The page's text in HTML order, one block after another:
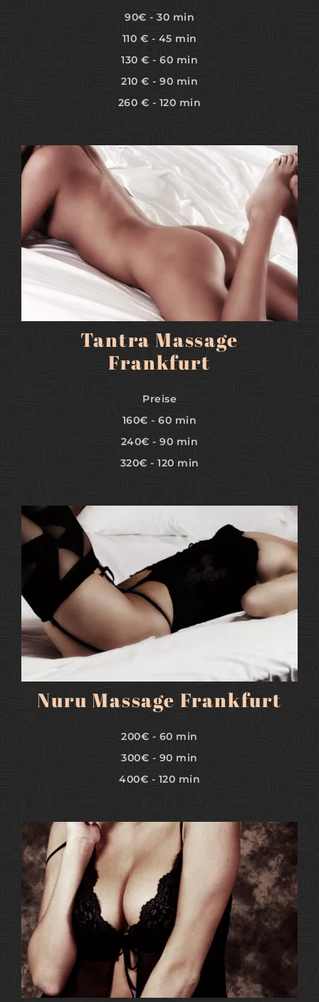
90€ - 30 min
110 € - 45 min
130 € - 60 min
210 € - 90 min
260 € - 120 min
MEHR
Tantra Massage
Frankfurt
Preise
160€ - 60 min
240€ - 90 min
320€ - 120 min
MEHR
Nuru Massage Frankfurt
200€ - 60 min
300€ - 90 min
400€ - 120 min
MEHR